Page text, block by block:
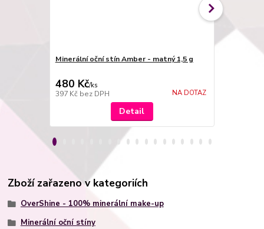
Minerální oční stín Amber - matný 1,5 g
480 Kč/ks
397 Kč bez DPH NA DOTAZ
Detail
Zboží zařazeno v kategoriích
OverShine - 100% minerální make-up
Minerální oční stíny